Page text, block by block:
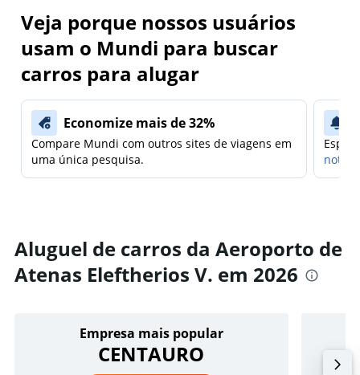
Veja porque nossos usuários
usam o Mundi para buscar
carros para alugar
Economize mais de 32%
Compare Mundi com outros sites de viagens em
uma única pesquisa.
Aluguel de carros da Aeroporto de
Atenas Eleftherios V. em 2026
Empresa mais popular
CENTAURO